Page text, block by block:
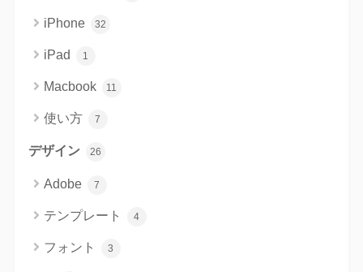
iPhone 32
iPad 1
Macbook 11
使い方 7
デザイン 26
Adobe 7
テンプレート 4
フォント 3